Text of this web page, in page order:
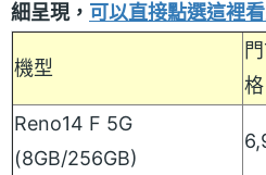
細呈現， 可以直接點選這裡
機型
格
Reno14 F 5G
(8GB/256GB)